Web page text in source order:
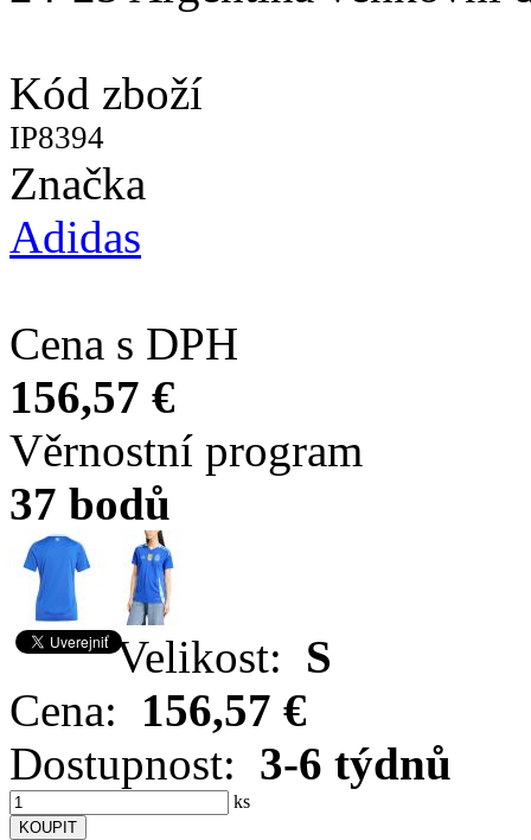
Kód zboží
IP8394
Značka
Adidas
Cena s DPH
156,57 €
Věrnostní program
37 bodů
Velikost: S
Cena: 156,57 €
Dostupnost: 3-6 týdnů
ks